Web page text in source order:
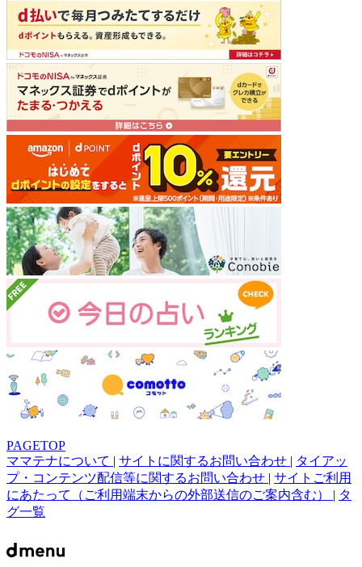
PAGETOP
ママテナについて | サイトに関するお問い合わせ | タイアッ
プ・コンテンツ配信等に関するお問い合わせ | サイトご利用
にあたって（ご利用端末からの外部送信のご案内含む） | タ
グ一覧